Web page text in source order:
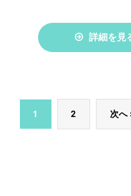
詳細を見
1 2 次へ